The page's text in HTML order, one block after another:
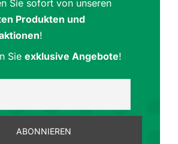
Sie sofort von unseren
Produkten und
!
Sieexklusive Angebote!